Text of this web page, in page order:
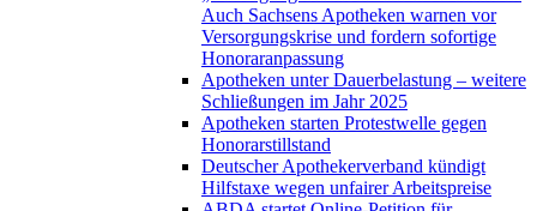
Auch Sachsens Apotheken warnen vor
Versorgungskrise und fordern sofortige
Honoraranpassung
Apotheken unter Dauerbelastung – weitere
Schließungen im Jahr 2025
Apotheken starten Protestwelle gegen
Honorarstillstand
Deutscher Apothekerverband kündigt
Hilfstaxe wegen unfairer Arbeitspreise